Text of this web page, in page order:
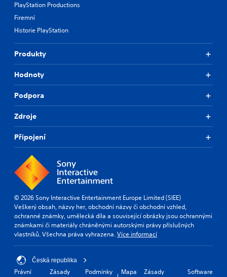
PlayStation Productions
Firemní
Historie PlayStation
Produkty
Hodnoty
Podpora
Zdroje
Připojení
© 2026 Sony Interactive Entertainment Europe Limited (SIEE)
Veškerý obsah, názvy her, obchodní názvy či obchodní vzhled,
ochranné známky, umělecká díla a související obrázky jsou ochrannými
známkami či materiály chráněnými autorskými právy příslušných
vlastníků. Všechna práva vyhrazena.Více informací
Česká republika
Právní
Zásady
Podmínky
Mapa
Zásady
Software